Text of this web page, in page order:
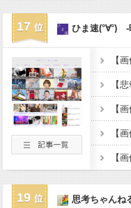
17 ひま速(°∀°) -
【
【
【
19 思考ちゃんね